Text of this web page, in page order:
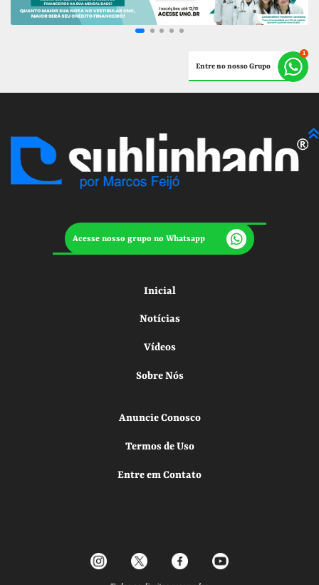
Entre no nosso Grupo
Acesse nosso grupo no Whatsapp
Inicial
Notícias
Vídeos
Sobre Nós
Anuncie Conosco
Termos de Uso
Entre em Contato